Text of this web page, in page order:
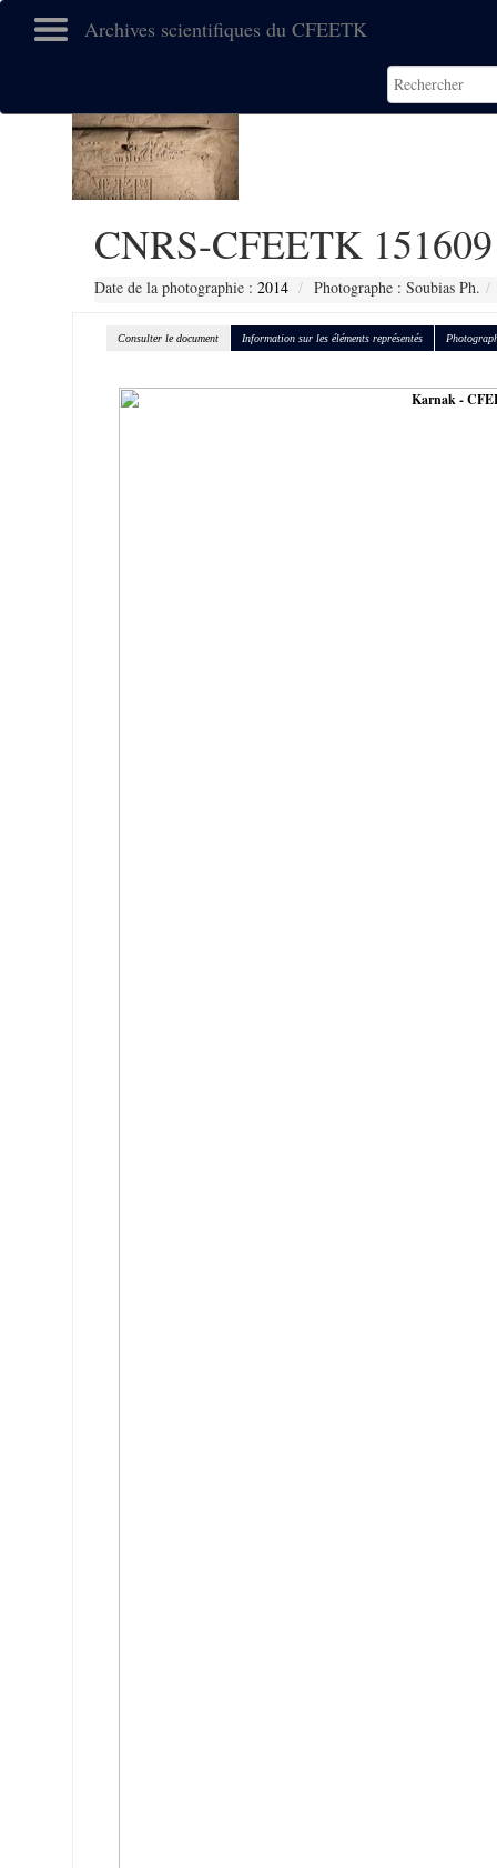
Archives scientifiques du CFEETK
CNRS-CFEETK 151609
Date de la photographie : 2014 Photographe : Soubias Ph.
Consulter le document Information sur les éléments représentés